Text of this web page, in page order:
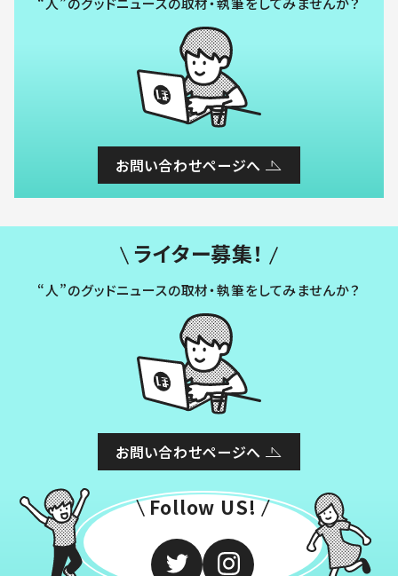
お問い合わせページへ
ライター募集！
“人”のグッドニュースの取材・執筆をしてみませんか？
お問い合わせページへ
Follow US!